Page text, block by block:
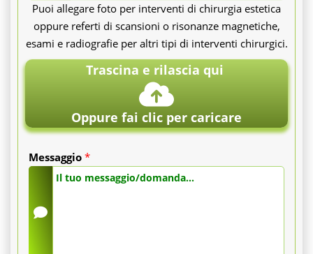
Puoi allegare foto per interventi di chirurgia estetica
oppure referti di scansioni o risonanze magnetiche,
esami e radiografie per altri tipi di interventi chirurgici.
Trascina e rilascia qui
Oppure fai clic per caricare
Messaggio *